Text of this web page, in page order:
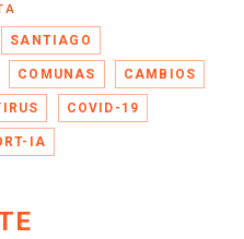
SANTIAGO
COMUNAS CAMBIOS
COVID-19
IA